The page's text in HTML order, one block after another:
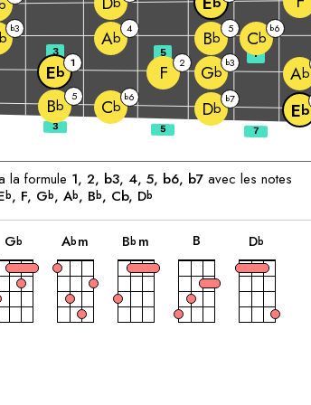
Bb 5 Cb
b6
Db
b7
Eb
Eb 1 F 2 Gb
b3 Ab
b
b3 Ab 4 Bb 5 Cb
b6
3 5 7
la formule 1, 2, b3, 4, 5, b6, b7 avec les notes
b, F, Gb, Ab, Bb, Cb, Db
Gb
accord
Abm
accord
Bb m
accord
B
accord
Db
accord